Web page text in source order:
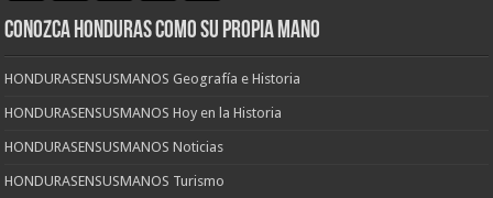
CONOZCA HONDURAS COMO SU PROPIA MANO
HONDURASENSUSMANOS Geografía e Historia
HONDURASENSUSMANOS Hoy en la Historia
HONDURASENSUSMANOS Noticias
HONDURASENSUSMANOS Turismo